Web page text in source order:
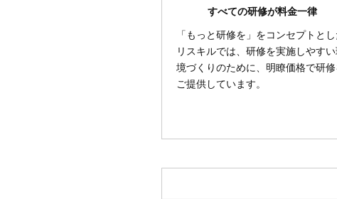
すべての研修が料金一律
「もっと研修を」をコンセプトと
リスキルでは、研修を実施しやす
境づくりのために、明瞭価格で研
ご提供しています。